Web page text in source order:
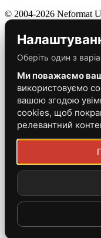
© 2004-2026 Neformat
Оберіть один з
Ми поважаємо
використовуємо
вашою згодою
cookies, щоб
релевантний